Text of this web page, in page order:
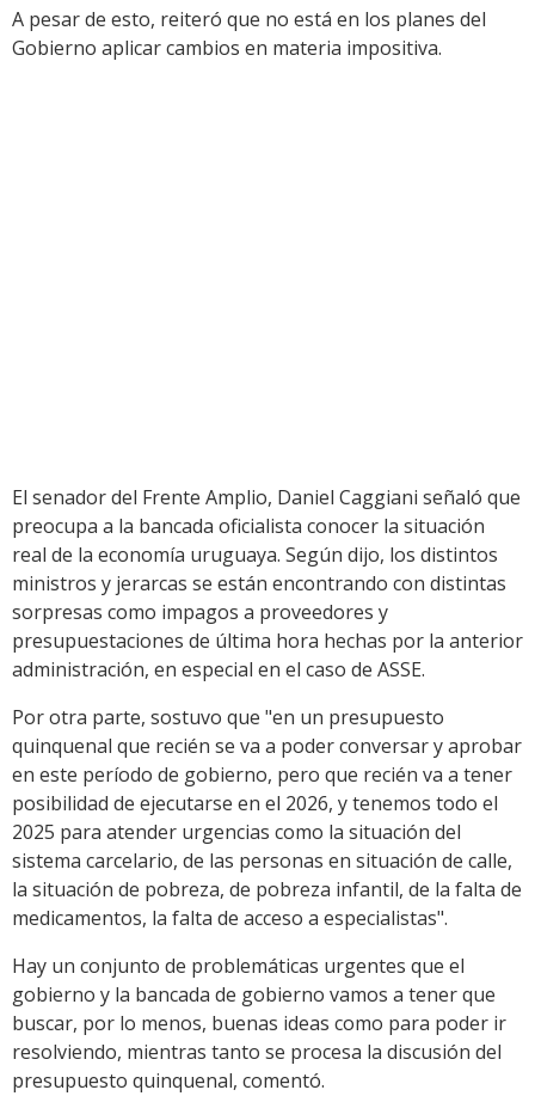
A pesar de esto, reiteró que no está en los planes del
Gobierno aplicar cambios en materia impositiva.
El senador del Frente Amplio, Daniel Caggiani señaló que
preocupa a la bancada oficialista conocer la situación
real de la economía uruguaya. Según dijo, los distintos
ministros y jerarcas se están encontrando con distintas
sorpresas como impagos a proveedores y
presupuestaciones de última hora hechas por la anterior
administración, en especial en el caso de ASSE.
Por otra parte, sostuvo que "en un presupuesto
quinquenal que recién se va a poder conversar y aprobar
en este período de gobierno, pero que recién va a tener
posibilidad de ejecutarse en el 2026, y tenemos todo el
2025 para atender urgencias como la situación del
sistema carcelario, de las personas en situación de calle,
la situación de pobreza, de pobreza infantil, de la falta de
medicamentos, la falta de acceso a especialistas".
Hay un conjunto de problemáticas urgentes que el
gobierno y la bancada de gobierno vamos a tener que
buscar, por lo menos, buenas ideas como para poder ir
resolviendo, mientras tanto se procesa la discusión del
presupuesto quinquenal, comentó.